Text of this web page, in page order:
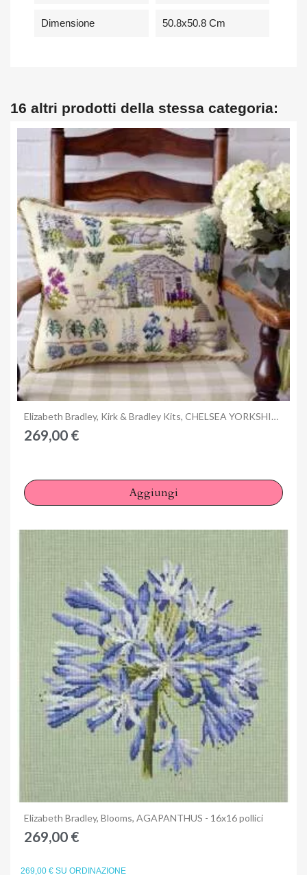
Dimensione 50.8x50.8 Cm
16 altri prodotti della stessa categoria:
Anteprima Elizabeth Bradley, Kirk & Bradley Kits, CHELSEA YORKSHIRE GARDEN - 20x15 pollici
269,00 €
Aggiungi
Anteprima
Elizabeth Bradley, Blooms, AGAPANTHUS - 16x16 pollici
269,00 €
269,00 € SU ORDINAZIONE